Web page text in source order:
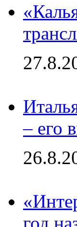
– его
год